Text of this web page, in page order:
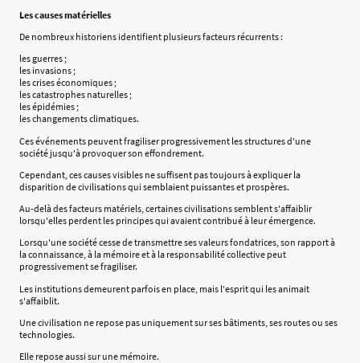
Les causes matérielles
De nombreux historiens identifient plusieurs facteurs récurrents :
les guerres ;
les invasions ;
les crises économiques ;
les catastrophes naturelles ;
les épidémies ;
les changements climatiques.
Ces événements peuvent fragiliser progressivement les structures d'une
société jusqu'à provoquer son effondrement.
Cependant, ces causes visibles ne suffisent pas toujours à expliquer la
disparition de civilisations qui semblaient puissantes et prospères.
Au-delà des facteurs matériels, certaines civilisations semblent s'affaiblir
lorsqu'elles perdent les principes qui avaient contribué à leur émergence.
Lorsqu'une société cesse de transmettre ses valeurs fondatrices, son rapport à
la connaissance, à la mémoire et à la responsabilité collective peut
progressivement se fragiliser.
Les institutions demeurent parfois en place, mais l'esprit qui les animait
s'affaiblit.
Une civilisation ne repose pas uniquement sur ses bâtiments, ses routes ou ses
technologies.
Elle repose aussi sur une mémoire.